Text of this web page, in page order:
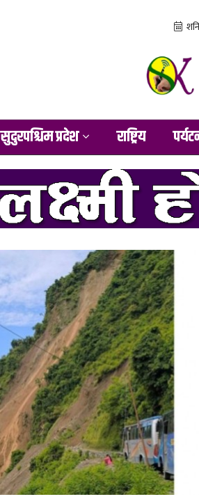
सुदुरपश्चिम प्रदेश राष्ट्रिय